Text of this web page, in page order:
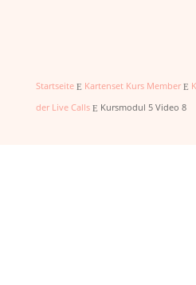
Startseite E Kartenset Kurs Member E
der Live Calls E Kursmodul 5 Video 8